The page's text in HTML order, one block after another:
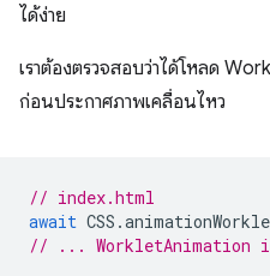
ได้ง่าย
เราต้องตรวจสอบว่าได้โหลด
ก่อนประกาศภาพเคลื่อนไหว
// index.html
await CSS .
// ...